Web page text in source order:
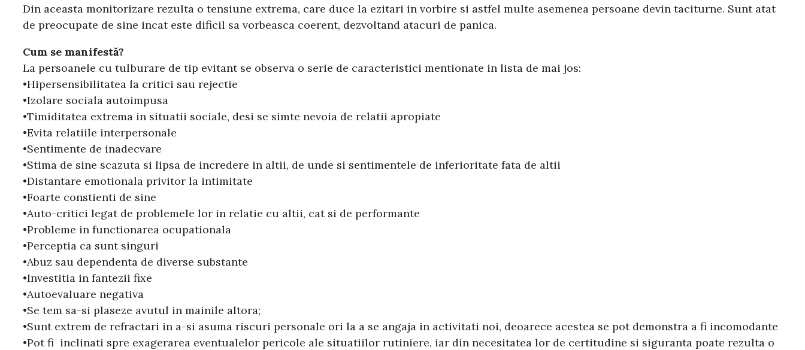
Din aceasta monitorizare rezulta o tensiune extrema, care duce la ezitari in vorbire si astfel multe asemenea persoane devin taciturne. Sunt atat
de preocupate de sine incat este dificil sa vorbeasca coerent, dezvoltand atacuri de panica.
Cum se manifestă?
La persoanele cu tulburare de tip evitant se observa o serie de caracteristici mentionate in lista de mai jos:
•Hipersensibilitatea la critici sau rejectie
•Izolare sociala autoimpusa
•Timiditatea extrema in situatii sociale, desi se simte nevoia de relatii apropiate
•Evita relatiile interpersonale
•Sentimente de inadecvare
•Stima de sine scazuta si lipsa de incredere in altii, de unde si sentimentele de inferioritate fata de altii
•Distantare emotionala privitor la intimitate
•Foarte constienti de sine
•Auto-critici legat de problemele lor in relatie cu altii, cat si de performante
•Probleme in functionarea ocupationala
•Perceptia ca sunt singuri
•Abuz sau dependenta de diverse substante
•Investitia in fantezii fixe
•Autoevaluare negativa
•Se tem sa-si plaseze avutul in mainile altora;
•Sunt extrem de refractari in a-si asuma riscuri personale ori la a se angaja in activitati noi, deoarece acestea se pot demonstra a fi incomodante
•Pot fi inclinati spre exagerarea eventualelor pericole ale situatiilor rutiniere, iar din necesitatea lor de certitudine si siguranta poate rezulta o